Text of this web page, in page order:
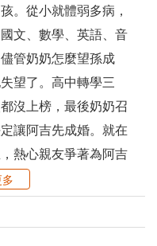
。從小就體弱多病，
文、數學、英語、音
管奶奶怎麼望孫成
望了。高中轉學三
沒上榜，最後奶奶召
讓阿吉先成婚。就在
熱心親友爭著為阿吉